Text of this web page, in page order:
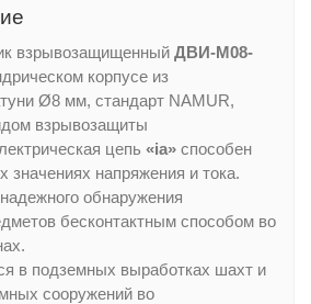
взрывозащищенный ДВИ-М08-
корпусе из
Ø8 мм, стандарт NAMUR,
взрывозащиты
цепь «ia» способен
значениях напряжения и тока.
обнаружения
бесконтактным способом во
в подземных выработках шахт и
сооружений во